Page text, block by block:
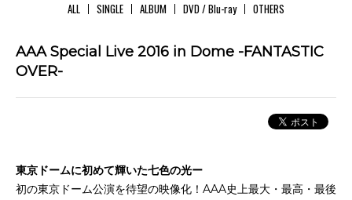
ALL SINGLE ALBUM DVD / Blu-ray OTHERS
AAA Special Live 2016 in Dome -FANTASTIC
OVER-
東京ドームに初めて輝いた七色の光ー
初の東京ドーム公演を待望の映像化！AAA史上最大・最高・最後